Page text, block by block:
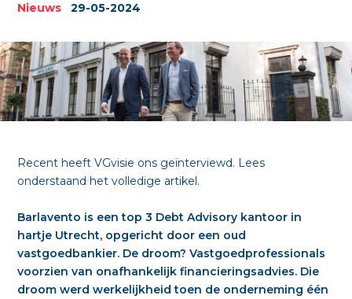
Nieuws 29-05-2024
Recent heeft VGvisie ons geïnterviewd. Lees
onderstaand het volledige artikel.
Barlavento is een top 3 Debt Advisory kantoor in
hartje Utrecht, opgericht door een oud
vastgoedbankier. De droom? Vastgoedprofessionals
voorzien van onafhankelijk financieringsadvies. Die
droom werd werkelijkheid toen de onderneming één
WAT WE DOEN
VASTGOED FINANCIERING
WONING HYPOTHEKEN
ONS TEAM
NIEUWS